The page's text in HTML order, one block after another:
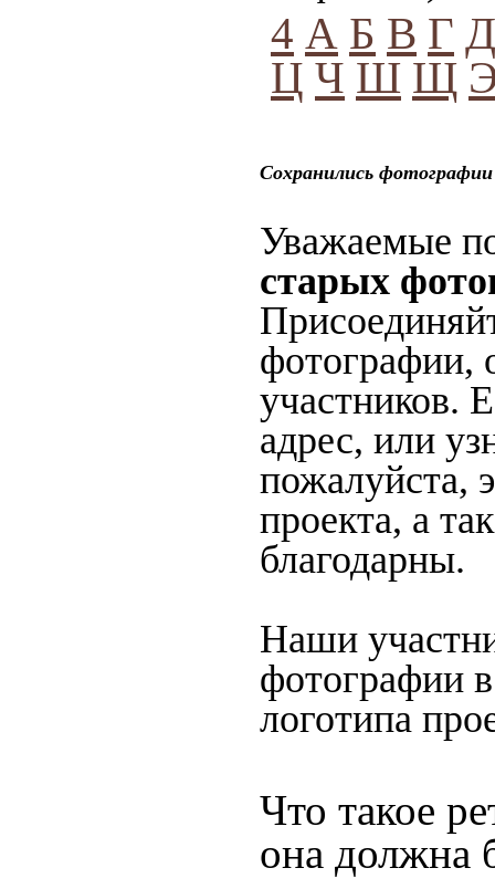
4 А Б В Г Д
Ц Ч Ш Щ
Сохранились
Уважаемые
старых
фотографии,
участников.
адрес, или
пожалуйста,
проекта, а
благодарны.
Наши
фотографии
логотипа
Что такое
она должна